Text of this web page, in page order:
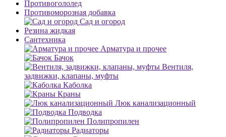
Противогололед
Противоморозная добавка
Сад и огород
Резина жидкая
Сантехника
Арматура и прочее
Бачок
Вентиля,
задвижки, клапаны, муфты
Каболка
Краны
Люк канализационный
Подводка
Полипропилен
Радиаторы